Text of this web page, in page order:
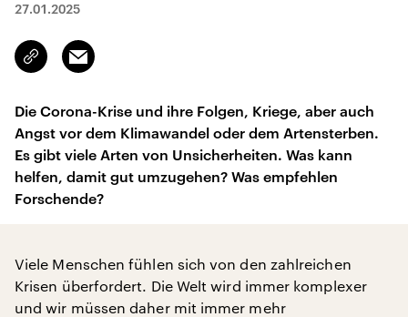
27.01.2025
Link
kopieren/teilen
Email
Die Corona-Krise und ihre Folgen, Kriege, aber auch
Angst vor dem Klimawandel oder dem Artensterben.
Es gibt viele Arten von Unsicherheiten. Was kann
helfen, damit gut umzugehen? Was empfehlen
Forschende?
Viele Menschen fühlen sich von den zahlreichen
Krisen überfordert. Die Welt wird immer komplexer
und wir müssen daher mit immer mehr